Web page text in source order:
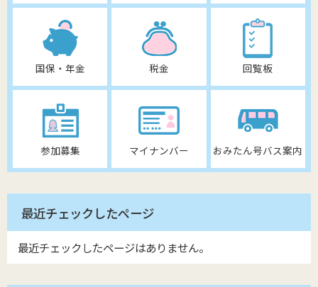
国保・年金 税金 回覧板
参加募集 マイナンバー おみたん号バス案内
最近チェックしたページ
最近チェックしたページはありません。